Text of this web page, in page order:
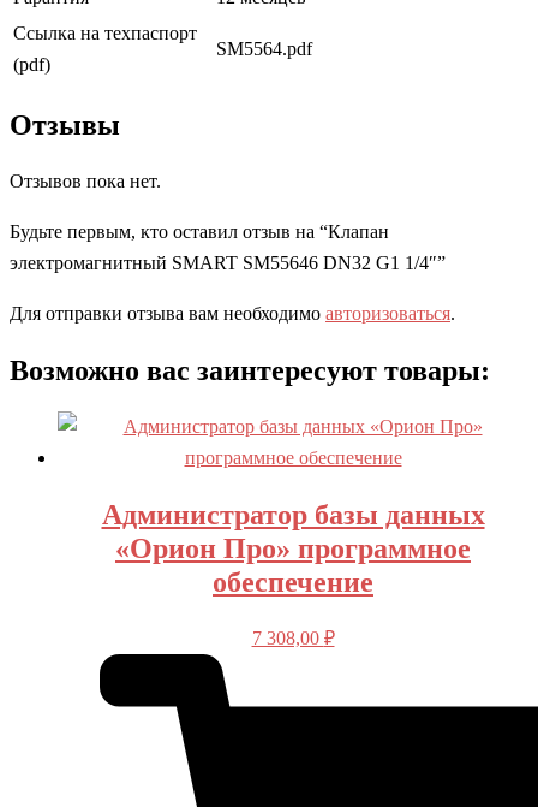
Ссылка на техпаспорт
(pdf)
SM5564.pdf
Отзывы
Отзывов пока нет.
Будьте первым, кто оставил отзыв на “Клапан
электромагнитный SMART SM55646 DN32 G1 1/4″”
Для отправки отзыва вам необходимо авторизоваться.
Возможно вас заинтересуют товары:
Администратор базы данных
«Орион Про» программное
обеспечение
7 308,00 ₽